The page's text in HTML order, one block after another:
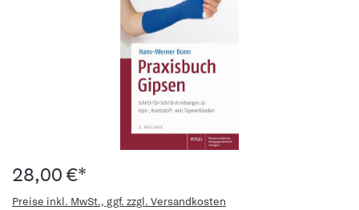
28,00 €*
Preise inkl. MwSt., ggf. zzgl. Versandkosten